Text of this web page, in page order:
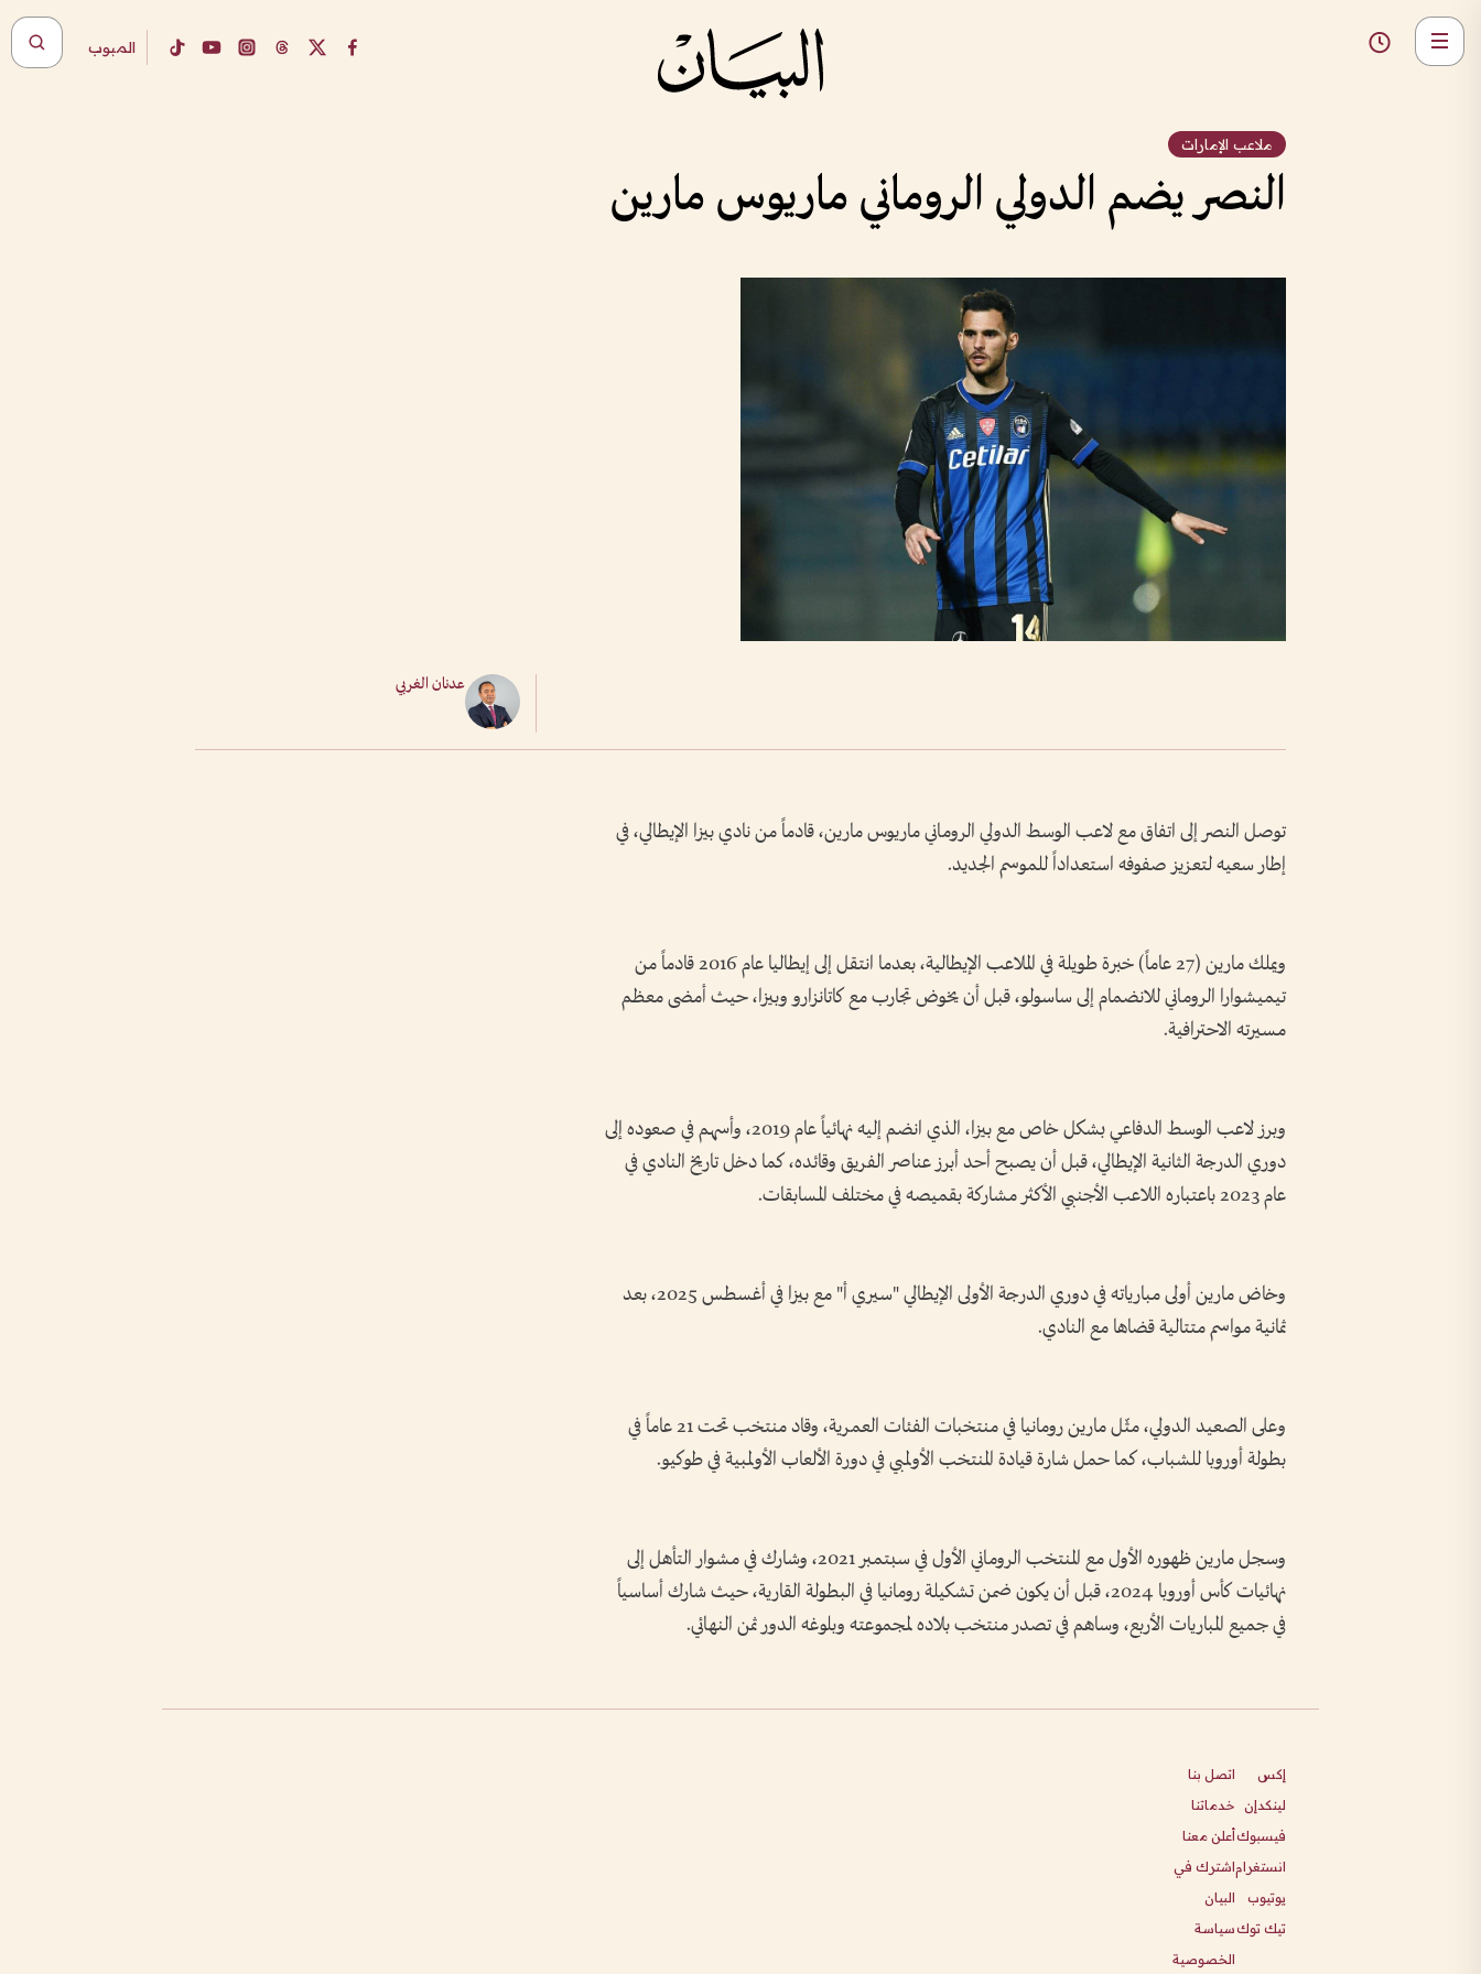
المبوب
ملاعب الإمارات
النصر يضم الدولي الروماني ماريوس مارين
عدنان الغربي
توصل النصر إلى اتفاق مع لاعب الوسط الدولي الروماني ماريوس مارين، قادماً من نادي بيزا الإيطالي، في
إطار سعيه لتعزيز صفوفه استعداداً للموسم الجديد.
ويملك مارين (27 عاماً) خبرة طويلة في الملاعب الإيطالية، بعدما انتقل إلى إيطاليا عام 2016 قادماً من
تيميشوارا الروماني للانضمام إلى ساسولو، قبل أن يخوض تجارب مع كاتانزارو وبيزا، حيث أمضى معظم
مسيرته الاحترافية.
وبرز لاعب الوسط الدفاعي بشكل خاص مع بيزا، الذي انضم إليه نهائياً عام 2019، وأسهم في صعوده إلى
دوري الدرجة الثانية الإيطالي، قبل أن يصبح أحد أبرز عناصر الفريق وقائده، كما دخل تاريخ النادي في
عام 2023 باعتباره اللاعب الأجنبي الأكثر مشاركة بقميصه في مختلف المسابقات.
وخاض مارين أولى مبارياته في دوري الدرجة الأولى الإيطالي "سيري أ" مع بيزا في أغسطس 2025، بعد
ثمانية مواسم متتالية قضاها مع النادي.
وعلى الصعيد الدولي، مثّل مارين رومانيا في منتخبات الفئات العمرية، وقاد منتخب تحت 21 عاماً في
بطولة أوروبا للشباب، كما حمل شارة قيادة المنتخب الأولمبي في دورة الألعاب الأولمبية في طوكيو.
وسجل مارين ظهوره الأول مع المنتخب الروماني الأول في سبتمبر 2021، وشارك في مشوار التأهل إلى
نهائيات كأس أوروبا 2024، قبل أن يكون ضمن تشكيلة رومانيا في البطولة القارية، حيث شارك أساسياً
في جميع المباريات الأربع، وساهم في تصدر منتخب بلاده لمجموعته وبلوغه الدور ثمن النهائي.
إكس
لينكدإن
فيسبوك
انستغرام
يوتيوب
تيك توك
اتصل بنا
خدماتنا
أعلن معنا
اشترك في
البيان
سياسة
الخصوصية